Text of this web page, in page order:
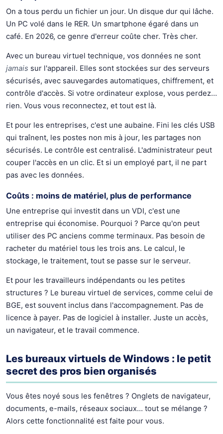
On a tous perdu un fichier un jour. Un disque dur qui lâche.
Un PC volé dans le RER. Un smartphone égaré dans un
café. En 2026, ce genre d'erreur coûte cher. Très cher.
Avec un bureau virtuel technique, vos données ne sont
jamais sur l'appareil. Elles sont stockées sur des serveurs
sécurisés, avec sauvegardes automatiques, chiffrement, et
contrôle d'accès. Si votre ordinateur explose, vous perdez…
rien. Vous vous reconnectez, et tout est là.
Et pour les entreprises, c'est une aubaine. Fini les clés USB
qui traînent, les postes non mis à jour, les partages non
sécurisés. Le contrôle est centralisé. L'administrateur peut
couper l'accès en un clic. Et si un employé part, il ne part
pas avec les données.
Coûts : moins de matériel, plus de performance
Une entreprise qui investit dans un VDI, c'est une
entreprise qui économise. Pourquoi ? Parce qu'on peut
utiliser des PC anciens comme terminaux. Pas besoin de
racheter du matériel tous les trois ans. Le calcul, le
stockage, le traitement, tout se passe sur le serveur.
Et pour les travailleurs indépendants ou les petites
structures ? Le bureau virtuel de services, comme celui de
BGE, est souvent inclus dans l'accompagnement. Pas de
licence à payer. Pas de logiciel à installer. Juste un accès,
un navigateur, et le travail commence.
Les bureaux virtuels de Windows : le petit
secret des pros bien organisés
Vous êtes noyé sous les fenêtres ? Onglets de navigateur,
documents, e-mails, réseaux sociaux… tout se mélange ?
Alors cette fonctionnalité est faite pour vous.